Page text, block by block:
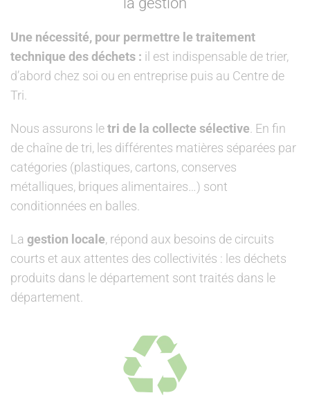
Une nécessité, pour permettre le traitement
technique des déchets : il est indispensable de trier,
d’abord chez soi ou en entreprise puis au Centre de
Tri.
Nous assurons letri de la collecte sélective . En fin
de chaîne de tri, les différentes matières séparées par
catégories (plastiques, cartons, conserves
métalliques, briques alimentaires…) sont
conditionnées en balles.
La gestion locale, répond aux besoins de circuits
courts et aux attentes des collectivités : les déchets
produits dans le département sont traités dans le
département.